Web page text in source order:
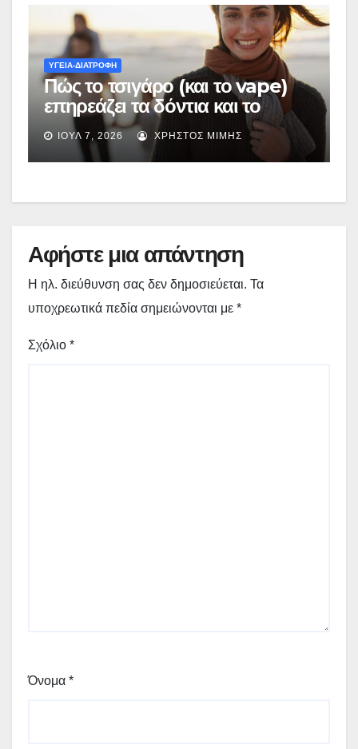
ΥΓΕΙΑ-ΔΙΑΤΡΟΦΗ
Πώς το τσιγάρο (και το vape)
επηρεάζει τα δόντια και το
στόμα
ΙΟΎΛ 7, 2026 ΧΡΉΣΤΟΣ ΜΊΜΗΣ
Αφήστε μια απάντηση
Η ηλ. διεύθυνση σας δεν δημοσιεύεται. Τα
υποχρεωτικά πεδία σημειώνονται με *
Σχόλιο *
Όνομα *